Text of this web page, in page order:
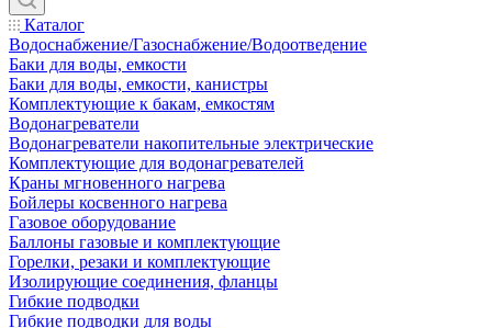
Каталог
Водоснабжение/Газоснабжение/Водоотведение
Баки для воды, емкости
Баки для воды, емкости, канистры
Комплектующие к бакам, емкостям
Водонагреватели
Водонагреватели накопительные электрические
Комплектующие для водонагревателей
Краны мгновенного нагрева
Бойлеры косвенного нагрева
Газовое оборудование
Баллоны газовые и комплектующие
Горелки, резаки и комплектующие
Изолирующие соединения, фланцы
Гибкие подводки
Гибкие подводки для воды